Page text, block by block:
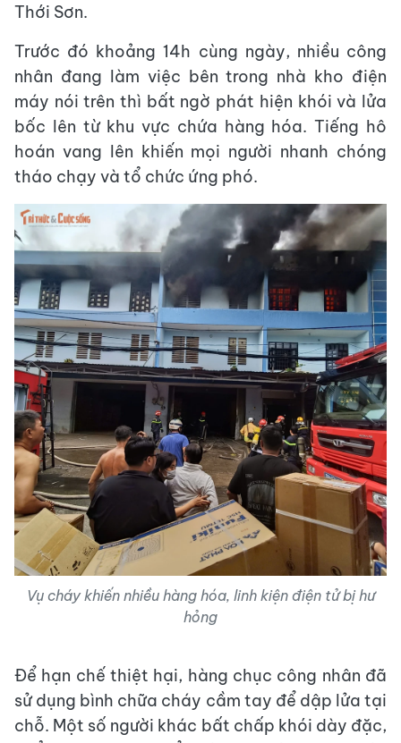
Thới Sơn.
Trước đó khoảng 14h cùng ngày, nhiều công
nhân đang làm việc bên trong nhà kho điện
máy nói trên thì bất ngờ phát hiện khói và lửa
bốc lên từ khu vực chứa hàng hóa. Tiếng hô
hoán vang lên khiến mọi người nhanh chóng
tháo chạy và tổ chức ứng phó.
Vụ cháy khiến nhiều hàng hóa, linh kiện điện tử bị hư
hỏng
Để hạn chế thiệt hại, hàng chục công nhân đã
sử dụng bình chữa cháy cầm tay để dập lửa tại
chỗ. Một số người khác bất chấp khói dày đặc,